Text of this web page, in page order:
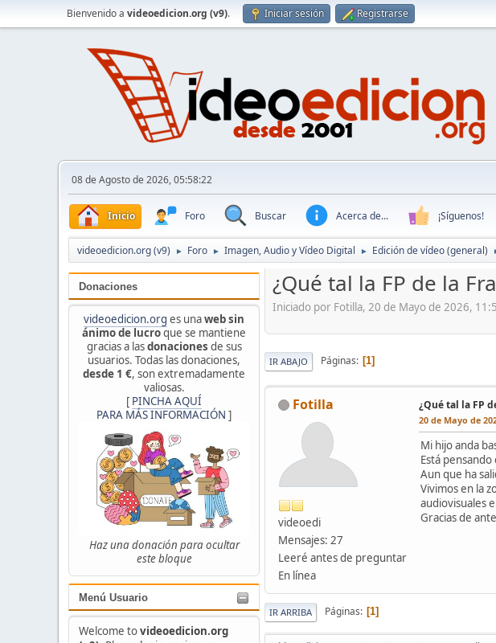
Bienvenido a videoedicion.org (v9). Iniciar sesión Registrarse
08 de Agosto de 2026, 05:58:22
Inicio Foro Buscar Acerca de... ¡Síguenos!
videoedicion.org (v9) ► Foro ► Imagen, Audio y Vídeo Digital ► Edición de vídeo (general)
Donaciones
videoedicion.org es unaweb sin
ánimo de lucroque se mantiene
gracias a lasdonaciones de sus
usuarios. Todas las donaciones,
desde 1 €, son extremadamente
valiosas.
[ PINCHA AQUÍ
PARA MÁS INFORMACIÓN ]
Haz una donación para ocultar
este bloque
Menú Usuario
Welcome tovideoedicion.org
¿Qué tal la FP de la
Iniciado por Fotilla, 20 de Mayo de 2026,
IR ABAJO Páginas 1
Fotilla
videoedi
Mensajes: 27
Leeré antes de preguntar
En línea
¿Qué tal la FP
20 de Mayo de
Mi hijo anda
Está
Aun que ha
Vivimos en la
audiovisuales
Gracias de
IR ARRIBA Páginas 1